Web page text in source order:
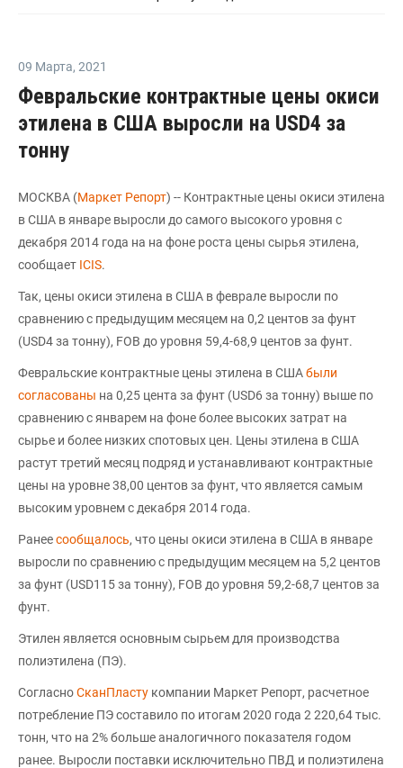
09 Марта, 2021
Февральские контрактные цены окиси
этилена в США выросли на USD4 за
тонну
МОСКВА (Маркет Репорт) -- Контрактные цены окиси этилена
в США в январе выросли до самого высокого уровня с
декабря 2014 года на на фоне роста цены сырья этилена,
сообщает ICIS.
Так, цены окиси этилена в США в феврале выросли по
сравнению с предыдущим месяцем на 0,2 центов за фунт
(USD4 за тонну), FOB до уровня 59,4-68,9 центов за фунт.
Февральские контрактные цены этилена в СШАбыли
согласованы на 0,25 цента за фунт (USD6 за тонну) выше по
сравнению с январем на фоне более высоких затрат на
сырье и более низких спотовых цен. Цены этилена в США
растут третий месяц подряд и устанавливают контрактные
цены на уровне 38,00 центов за фунт, что является самым
высоким уровнем с декабря 2014 года.
Ранеесообщалось, что цены окиси этилена в США в январе
выросли по сравнению с предыдущим месяцем на 5,2 центов
за фунт (USD115 за тонну), FOB до уровня 59,2-68,7 центов за
фунт.
Этилен является основным сырьем для производства
полиэтилена (ПЭ).
СогласноСканПласту компании Маркет Репорт, расчетное
потребление ПЭ составило по итогам 2020 года 2 220,64 тыс.
тонн, что на 2% больше аналогичного показателя годом
ранее. Выросли поставки исключительно ПВД и полиэтилена